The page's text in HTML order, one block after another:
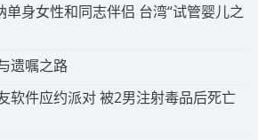
单身女性和同志伴侣 台湾“试管婴儿之
遗嘱之路
软件应约派对 被2男注射毒品后死亡